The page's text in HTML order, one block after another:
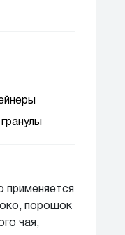
food
применяется
порошок
чая,